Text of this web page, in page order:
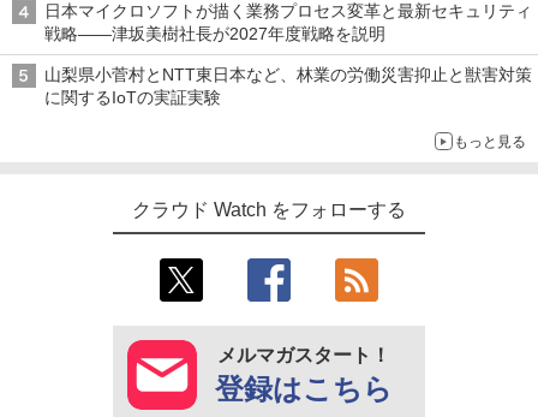
日本マイクロソフトが描く業務プロセス変革と最新セキュリティ
戦略――津坂美樹社長が2027年度戦略を説明
山梨県小菅村とNTT東日本など、林業の労働災害抑止と獣害対策
に関するIoTの実証実験
もっと見る
クラウド Watch をフォローする
メルマガスタート！
登録はこちら